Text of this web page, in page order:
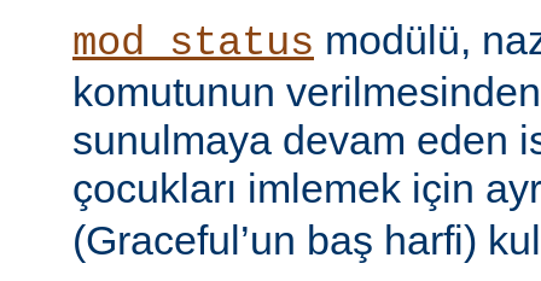
mod_status modülü,
komutunun
sunulmaya devam eden
çocukları imlemek için
(Graceful’un baş harfi)